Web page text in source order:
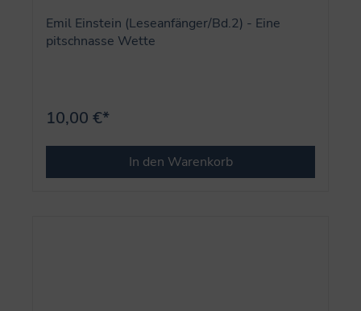
Emil Einstein (Leseanfänger/Bd.2) - Eine
pitschnasse Wette
10,00 €*
In den Warenkorb